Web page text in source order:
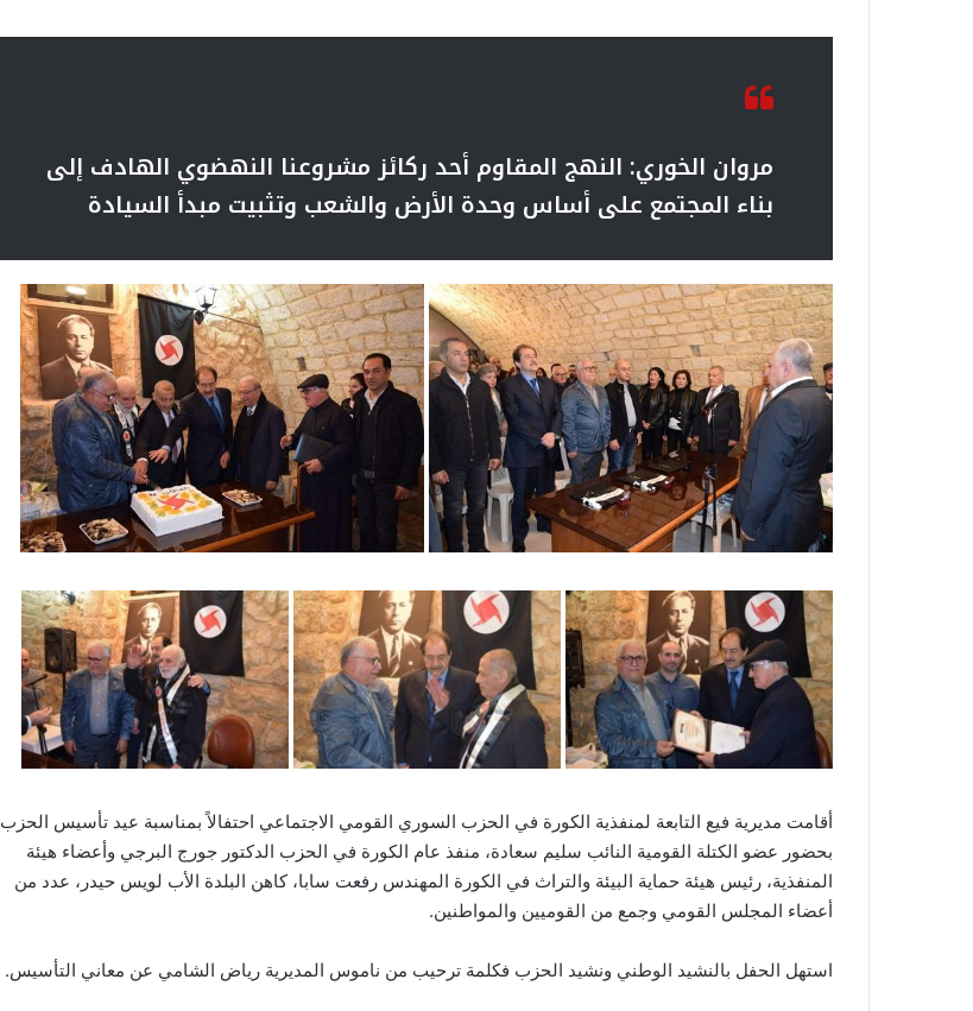
مروان الخوري: النهج المقاوم أحد ركائز مشروعنا النهضوي الهادف إلى
بناء المجتمع على أساس وحدة الأرض والشعب وتثبيت مبدأ السيادة
أقامت مديرية فيع التابعة لمنفذية الكورة في الحزب السوري القومي الاجتماعي احتفالاً بمناسبة عيد تأسيس الحزب
بحضور عضو الكتلة القومية النائب سليم سعادة، منفذ عام الكورة في الحزب الدكتور جورج البرجي وأعضاء هيئة
المنفذية، رئيس هيئة حماية البيئة والتراث في الكورة المهندس رفعت سابا، كاهن البلدة الأب لويس حيدر، عدد من
أعضاء المجلس القومي وجمع من القوميين والمواطنين.
استهل الحفل بالنشيد الوطني ونشيد الحزب فكلمة ترحيب من ناموس المديرية رياض الشامي عن معاني التأسيس.